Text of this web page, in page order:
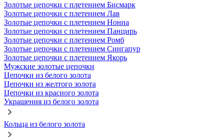
Золотые цепочки с плетением Бисмарк
Золотые цепочки с плетением Лав
Золотые цепочки с плетением Нонна
Золотые цепочки с плетением Панцирь
Золотые цепочки с плетением Ромб
Золотые цепочки с плетением Сингапур
Золотые цепочки с плетением Якорь
Мужские золотые цепочки
Цепочки из белого золота
Цепочки из желтого золота
Цепочки из красного золота
Украшения из белого золота
Кольца из белого золота